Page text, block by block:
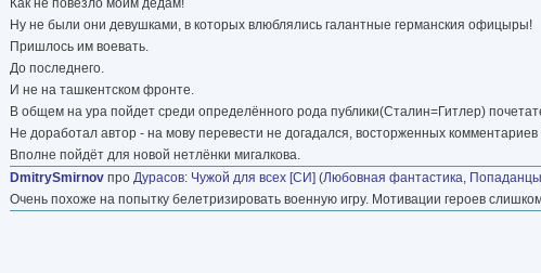
Как не повезло моим дедам!
Ну не были они девушками, в которых влюблялись галантные германския офицыры!
Пришлось им воевать.
До последнего.
И не на ташкентском фронте.
В общем на ура пойдет среди определённого рода публики(Сталин=Гитлер)
Не доработал автор - на мову перевести не догадался, восторженных
Вполне пойдёт для новой нетлёнки мигалкова.
DmitrySmirnov про Дурасов: Чужой для всех [СИ] (Любовная фантастика, Попаданцы
Очень похоже на попытку белетризировать военную игру. Мотивации героев